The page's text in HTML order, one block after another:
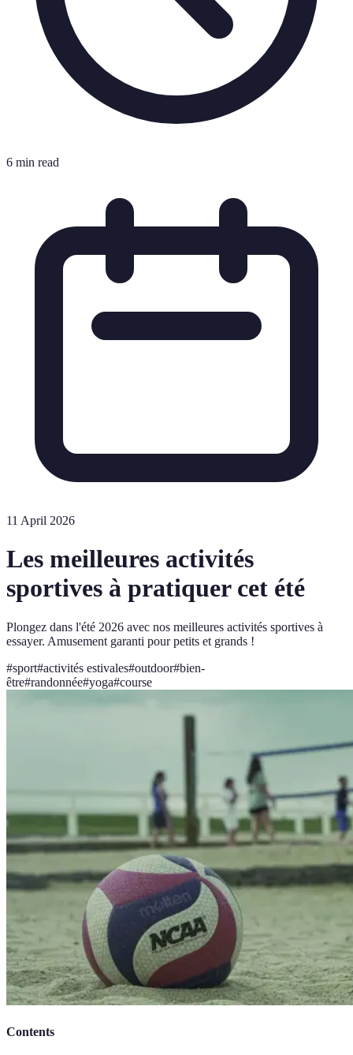
6 min read
11 April 2026
Les meilleures activités
sportives à pratiquer cet été
Plongez dans l'été 2026 avec nos meilleures activités sportives à
essayer. Amusement garanti pour petits et grands !
#sport#activités estivales#outdoor#bien-
être#randonnée#yoga#course
Contents